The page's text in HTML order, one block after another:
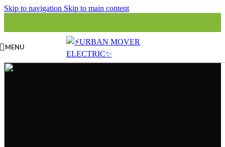
Skip to navigation Skip to main content
MENU